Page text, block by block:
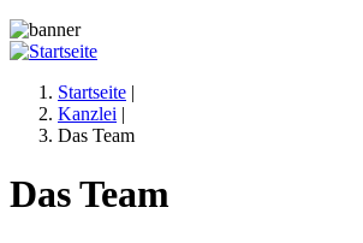
Jump to navigation
Sie sind hier
Startseite |
Kanzlei |
Das Team
Das Team